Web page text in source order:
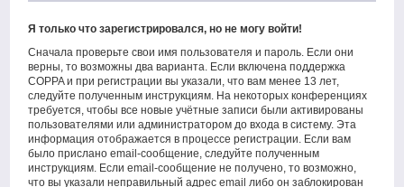
Я только что зарегистрировался, но не могу войти!
Сначала проверьте свои имя пользователя и пароль. Если они
верны, то возможны два варианта. Если включена поддержка
COPPA и при регистрации вы указали, что вам менее 13 лет,
следуйте полученным инструкциям. На некоторых конференциях
требуется, чтобы все новые учётные записи были активированы
пользователями или администратором до входа в систему. Эта
информация отображается в процессе регистрации. Если вам
было прислано email-сообщение, следуйте полученным
инструкциям. Если email-сообщение не получено, то возможно,
что вы указали неправильный адрес email либо он заблокирован